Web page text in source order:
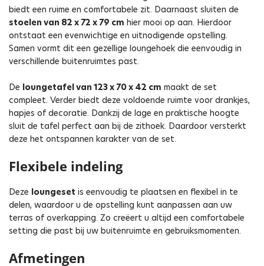
biedt een ruime en comfortabele zit. Daarnaast sluiten de
stoelen van 82 x 72 x 79 cm hier mooi op aan. Hierdoor
ontstaat een evenwichtige en uitnodigende opstelling.
Samen vormt dit een gezellige loungehoek die eenvoudig in
verschillende buitenruimtes past.
De loungetafel van 123 x 70 x 42 cm maakt de set
compleet. Verder biedt deze voldoende ruimte voor drankjes,
hapjes of decoratie. Dankzij de lage en praktische hoogte
sluit de tafel perfect aan bij de zithoek. Daardoor versterkt
deze het ontspannen karakter van de set.
Flexibele indeling
Deze loungeset is eenvoudig te plaatsen en flexibel in te
delen, waardoor u de opstelling kunt aanpassen aan uw
terras of overkapping. Zo creëert u altijd een comfortabele
setting die past bij uw buitenruimte en gebruiksmomenten.
Afmetingen